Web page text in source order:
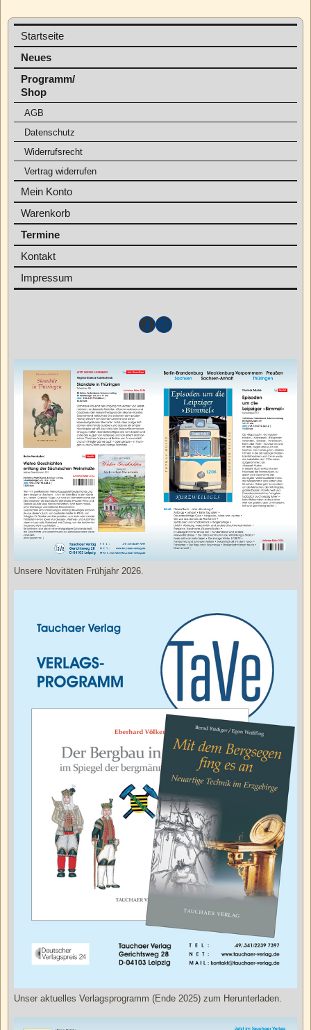
Startseite
Neues
Programm/
Shop
AGB
Datenschutz
Widerrufsrecht
Vertrag widerrufen
Mein Konto
Warenkorb
Termine
Kontakt
Impressum
Unsere Novitäten Frühjahr 2026.
Unser aktuelles Verlagsprogramm (Ende 2025) zum Herunterladen.